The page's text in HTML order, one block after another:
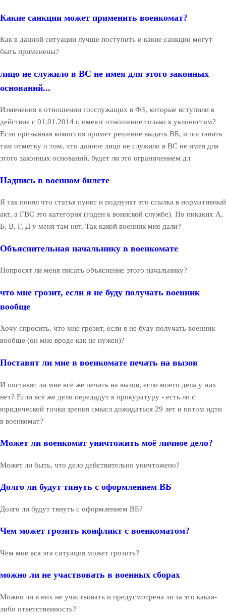
Какие санкции может применить военкомат?
Как в данной ситуации лучше поступить и какие санкции могут
быть применены?
лицо не служило в ВС не имея для этого законных
оснований...
Изменения в отношении госслужащих в ФЗ, которые вступили в
действие с 01.01.2014 г. имеют отношение только к уклонистам?
Если призывная комиссия примет решение выдать ВБ, и поставить
там отметку о том, что данное лицо не служило в ВС не имея для
этого законных оснований, будет ли это ограничением дл
Надпись в военном билете
Я так понял что статья пункт и подпункт это ссылка в нормативный
акт, а ГВС это категория (годен к воинской службе). Но никаких А,
Б, В, Г, Д у меня там нет. Так какой военник мне дали?
Объяснительная начальнику в военкомате
Попросят ли меня писать объяснение этого начальнику?
что мне грозит, если я не буду получать военник
вообще
Хочу спросить, что мне грозит, если я не буду получать военник
вообще (он мне вроде как не нужен)?
Поставят ли мне в военкомате печать на вызов
И поставят ли мне всё же печать на вызов, если моего дела у них
нет? Если всё же дело передадут в прокуратуру - есть ли с
юридической точки зрения смысл дожидаться 29 лет и потом идти
в военкомат?
Может ли военкомат уничтожить моё личное дело?
Может ли быть, что дело действительно уничтожено?
Долго ли будут тянуть с оформлением ВБ
Долго ли будут тянуть с оформлением ВБ?
Чем может грозить конфликт с военкоматом?
Чем мне вся эта ситуация может грозить?
можно ли не участвовать в военных сборах
Можно ли в них не участвовать и предусмотрена ли за это какая-
либо ответственность?